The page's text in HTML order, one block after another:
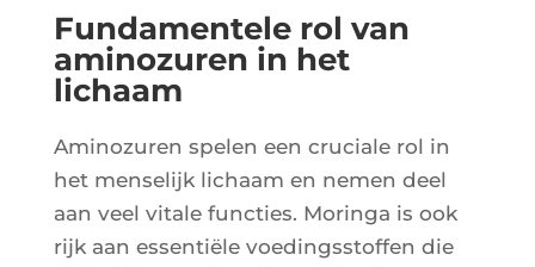
Fundamentele rol van
aminozuren in het
lichaam
Ami­no­zu­ren spe­len een cru­ciale rol in
het men­se­lijk lichaam en nemen deel
aan veel vitale func­ties. Morin­ga is ook
rijk aan essen­tiële voe­ding­ss­tof­fen die